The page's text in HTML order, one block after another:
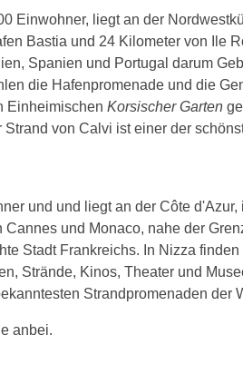
Einwohner, liegt an der
Bastia und 24 Kilometer von Ile
Spanien und Portugal darum
die Hafenpromenade und die
Einheimischen Korsischer Garten
von Calvi ist einer der
und und liegt an der Côte
und Monaco, nahe der
Stadt Frankreichs. In Nizza
Strände, Kinos, Theater und
Strandpromenaden der
anbei.